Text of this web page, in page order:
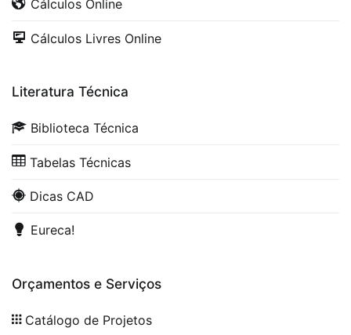
Cálculos Online
Cálculos Livres Online
Literatura Técnica
Biblioteca Técnica
Tabelas Técnicas
Dicas CAD
Eureca!
Orçamentos e Serviços
Catálogo de Projetos